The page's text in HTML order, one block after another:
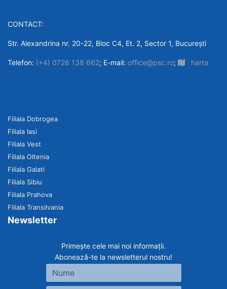
CONTACT:
Str. Alexandrina nr. 20-22, Bloc C4, Et. 2, Sector 1, București
Telefon: (+4) 0726 138 662; E-mail: office@psc.ro; harta
Filiala Dobrogea
Filiala Iasi
Filiala Vest
Filiala Oltenia
Filiala Galati
Filiala Sibiu
Filiala Prahova
Filiala Transilvania
Newsletter
Primește cele mai noi informații.
Abonează-te la newsletterul nostru!